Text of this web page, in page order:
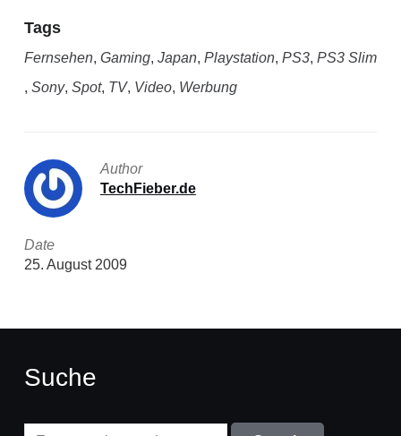
Tags
Fernsehen, Gaming, Japan, Playstation, PS3, PS3 Slim
, Sony, Spot, TV, Video, Werbung
Author
TechFieber.de
Date
25. August 2009
Suche